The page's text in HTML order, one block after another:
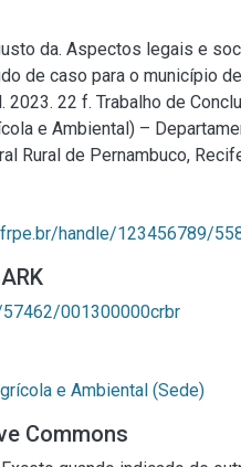
da. Aspectos legais e
de caso para o município
2023. 22 f. Trabalho de
e Ambiental) –
Rural de Pernambuco,
handle/123456789/
001300000crbr
e Ambiental (Sede)
Commons